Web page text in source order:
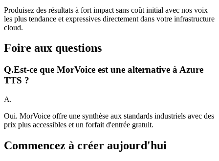
Produisez des résultats à fort impact sans coût initial avec nos voix
les plus tendance et expressives directement dans votre infrastructure
cloud.
Foire aux questions
Q.Est-ce que MorVoice est une alternative à Azure
TTS ?
A.
Oui. MorVoice offre une synthèse aux standards industriels avec des
prix plus accessibles et un forfait d'entrée gratuit.
Commencez à créer aujourd'hui